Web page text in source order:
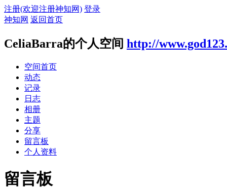
注册(欢迎注册神知网) 登录
神知网 返回首页
CeliaBarra的个人空间 http://
空间首页
动态
记录
日志
相册
主题
分享
留言板
个人资料
留言板